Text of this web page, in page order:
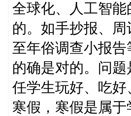
全球化、人工智
的。如手抄报、
至年俗调查小报
的确是对的。问
任学生玩好、吃
寒假，寒假是属